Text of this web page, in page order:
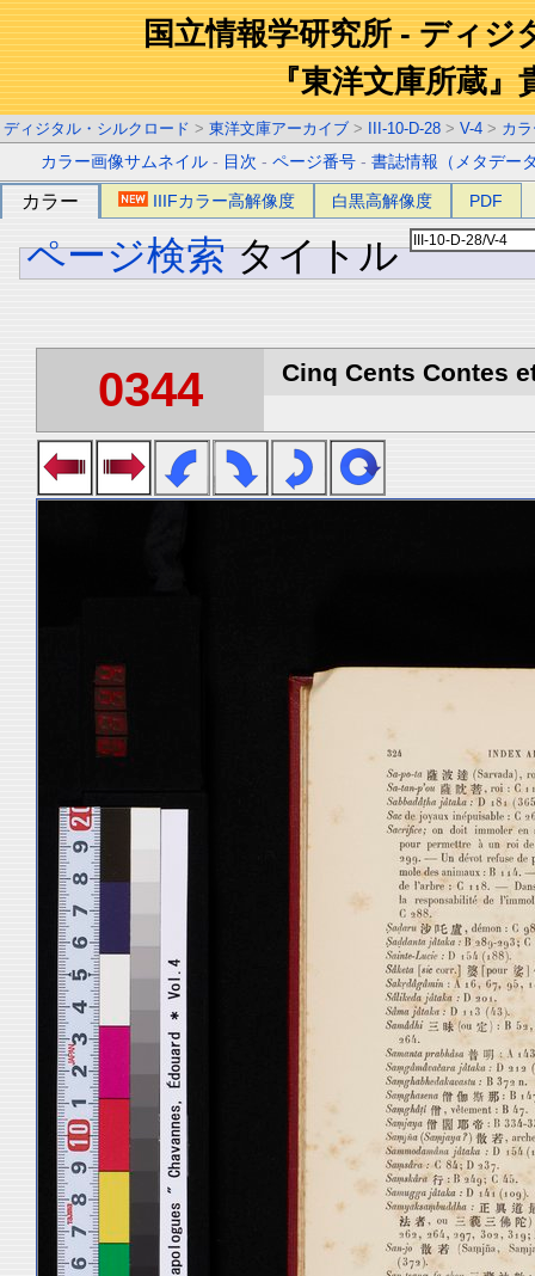
国立情報学研究所 - ディジ
『東洋文庫所蔵』
ディジタル・シルクロード > 東洋文庫アーカイブ > III-10-D-28 > V-4 > カ
カラー画像サムネイル - 目次 -ページ番号 -書誌情報（メタデー
カラー IIIFカラー高解像度 白黒高解像度 PDF
ページ検索 タイトル
0344 Cinq Cents Contes